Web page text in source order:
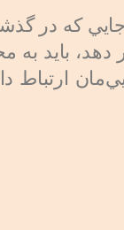
كه در
‌بايد به
ارتباط